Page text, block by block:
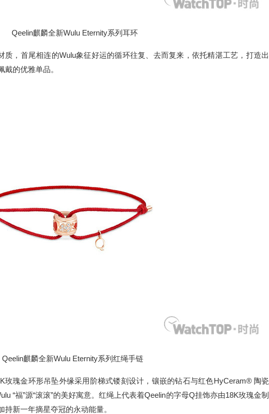
Qeelin麒麟全新Wulu Eternity系列耳环
质，首尾相连的Wulu象征好运的循环往复、去而复来，依托精湛工艺，打造出
的优雅单品。
Qeelin麒麟全新Wulu Eternity系列红绳手链
玫瑰金环形吊坠外缘采用阶梯式镂刻设计，镶嵌的钻石与红色HyCeram® 陶瓷
“福”源“滚滚”的美好寓意。红绳上代表着Qeelin的字母Q挂饰亦由18K玫瑰金制
新一年摘星夺冠的永动能量。